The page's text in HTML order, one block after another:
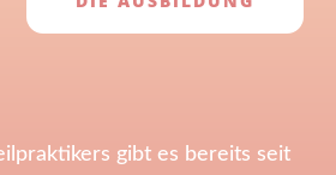
gibt es bereits seit